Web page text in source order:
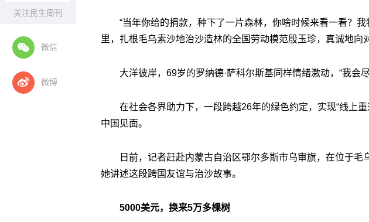
关注民生周刊
微信
微博
“当年你给的捐款，种下了一片森林，你啥时候来看一看？
里，扎根毛乌素沙地治沙造林的全国劳动模范殷玉珍，真诚地向
大洋彼岸，69岁的罗纳德·萨科尔斯基同样情绪激动，“我会
在社会各界助力下，一段跨越26年的绿色约定，实现“线上
中国见面。
日前，记者赶赴内蒙古自治区鄂尔多斯市乌审旗，在位于毛
她讲述这段跨国友谊与治沙故事。
5000美元，换来5万多棵树